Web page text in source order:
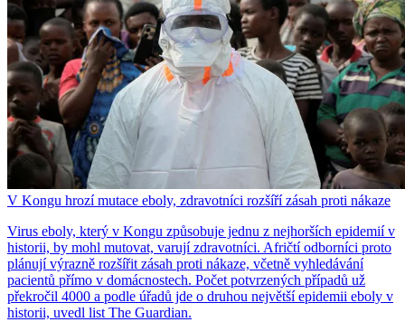
V Kongu hrozí mutace eboly, zdravotníci rozšíří zásah proti nákaze
Virus eboly, který v Kongu způsobuje jednu z nejhorších epidemií v
historii, by mohl mutovat, varují zdravotníci. Afričtí odborníci proto
plánují výrazně rozšířit zásah proti nákaze, včetně vyhledávání
pacientů přímo v domácnostech. Počet potvrzených případů už
překročil 4000 a podle úřadů jde o druhou největší epidemii eboly v
historii, uvedl list The Guardian.